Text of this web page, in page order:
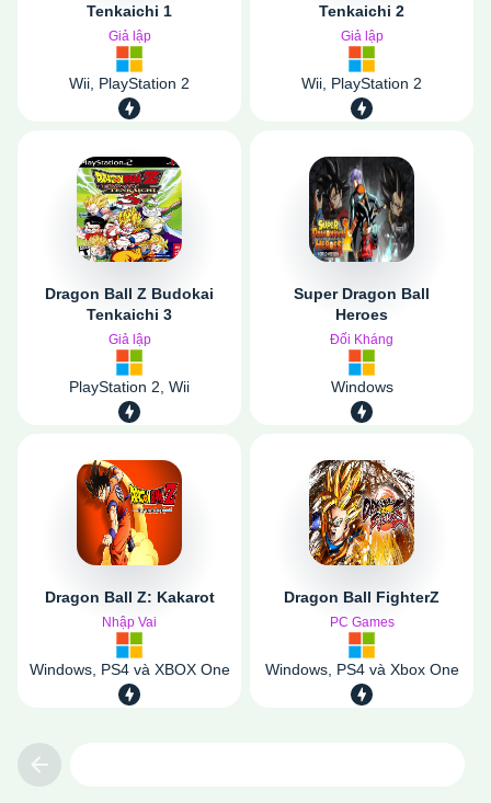
Tenkaichi 1
Giả lập
Wii, PlayStation 2
Tenkaichi 2
Giả lập
Wii, PlayStation 2
Dragon Ball Z Budokai
Tenkaichi 3
Giả lập
PlayStation 2, Wii
Super Dragon Ball
Heroes
Đối Kháng
Windows
Dragon Ball Z: Kakarot
Nhập Vai
Windows, PS4 và XBOX One
Dragon Ball FighterZ
PC Games
Windows, PS4 và Xbox One